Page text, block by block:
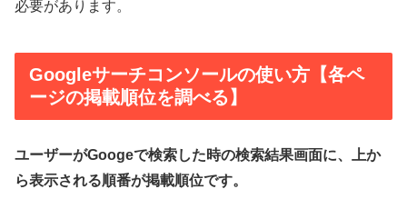
必要があります。
Googleサーチコンソールの使い方【各ペ
ージの掲載順位を調べる】
ユーザーがGoogeで検索した時の検索結果画面に、上か
ら表示される順番が掲載順位です。